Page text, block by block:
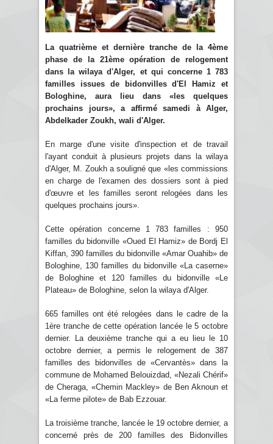
La quatrième et dernière tranche de la 4ème
phase de la 21ème opération de relogement
dans la wilaya d'Alger, et qui concerne 1 783
familles issues de bidonvilles d'El Hamiz et
Bologhine, aura lieu dans «les quelques
prochains jours», a affirmé samedi à Alger,
Abdelkader Zoukh, wali d'Alger.
En marge d'une visite d'inspection et de travail
l'ayant conduit à plusieurs projets dans la wilaya
d'Alger, M. Zoukh a souligné que «les commissions
en charge de l'examen des dossiers sont à pied
d'œuvre et les familles seront relogées dans les
quelques prochains jours».
Cette opération concerne 1 783 familles : 950
familles du bidonville «Oued El Hamiz» de Bordj El
Kiffan, 390 familles du bidonville «Amar Ouahib» de
Bologhine, 130 familles du bidonville «La caserne»
de Bologhine et 120 familles du bidonville «Le
Plateau» de Bologhine, selon la wilaya d'Alger.
665 familles ont été relogées dans le cadre de la
1ère tranche de cette opération lancée le 5 octobre
dernier. La deuxième tranche qui a eu lieu le 10
octobre dernier, a permis le relogement de 387
familles des bidonvilles de «Cervantès» dans la
commune de Mohamed Belouizdad, «Nezali Chérif»
de Cheraga, «Chemin Mackley» de Ben Aknoun et
«La ferme pilote» de Bab Ezzouar.
La troisième tranche, lancée le 19 octobre dernier, a
concerné près de 200 familles des Bidonvilles